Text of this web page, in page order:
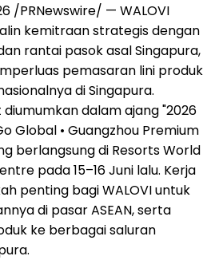
/PRNewswire/ — WALOVI
kemitraan strategis dengan
rantai pasok asal Singapura,
pemasaran lini produk
di Singapura.
dalam ajang "2026
Global • Guangzhou Premium
berlangsung di Resorts World
pada 15–16 Juni lalu. Kerja
penting bagi WALOVI untuk
di pasar ASEAN, serta
ke berbagai saluran